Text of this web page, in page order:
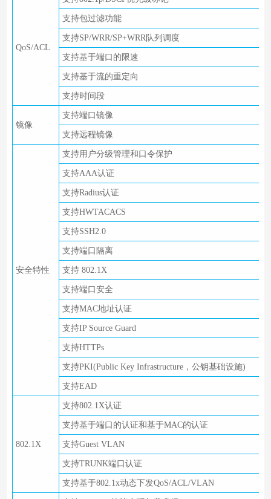
QoS/ACL
支持包过滤功能
支持SP/WRR/SP+WRR队列调度
支持基于端口的限速
支持基于流的重定向
支持时间段
镜像
支持端口镜像
支持远程镜像
安全特性
支持用户分级管理和口令保护
支持AAA认证
支持Radius认证
支持HWTACACS
支持SSH2.0
支持端口隔离
支持 802.1X
支持端口安全
支持MAC地址认证
支持IP Source Guard
支持HTTPs
支持PKI(Public Key Infrastructure，公钥基础设施)
支持EAD
802.1X
支持802.1X认证
支持基于端口的认证和基于MAC的认证
支持Guest VLAN
支持TRUNK端口认证
支持基于802.1x动态下发QoS/ACL/VLAN